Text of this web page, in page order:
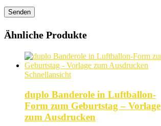
Senden
Ähnliche Produkte
Schnellansicht
duplo Banderole in Luftballon-
Form zum Geburtstag – Vorlage
zum Ausdrucken